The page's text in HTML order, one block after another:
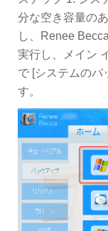
分な空き容量の
し、Renee
実行し、メイン
で [システムのバ
す。